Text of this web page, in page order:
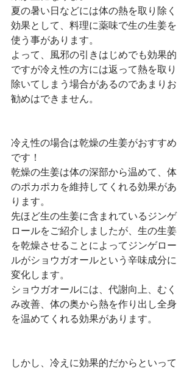
夏の暑い日などには体の熱を取り除く
効果として、料理に薬味で生の生姜を
使う事があります。
よって、風邪の引きはじめでも効果的
ですが冷え性の方には返って熱を取り
除いてしまう場合があるのであまりお
勧めはできません。
冷え性の場合は乾燥の生姜がおすすめ
です！
乾燥の生姜は体の深部から温めて、体
のポカポカを維持してくれる効果があ
ります。
先ほど生の生姜に含まれているジンゲ
ロールをご紹介しましたが、生の生姜
を乾燥させることによってジンゲロー
ルがショウガオールという辛味成分に
変化します。
ショウガオールには、代謝向上、むく
み改善、体の奥から熱を作り出し全身
を温めてくれる効果があります。
しかし、冷えに効果的だからといって